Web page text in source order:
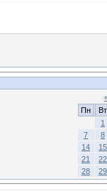
Пн
Вт
1
7
8
14
15
21
22
28
29